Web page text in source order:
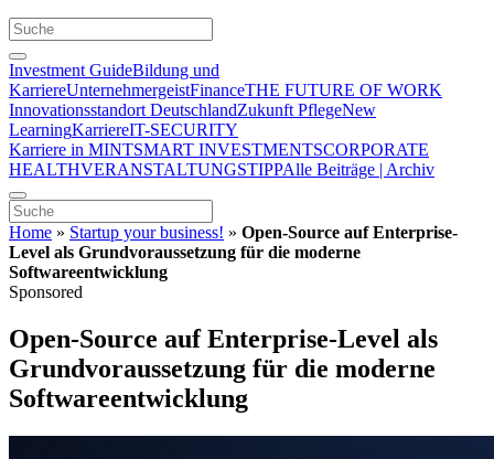
Investment GuideBildung und
KarriereUnternehmergeistFinanceTHE FUTURE OF WORK
Innovationsstandort DeutschlandZukunft PflegeNew
LearningKarriereIT-SECURITY
Karriere in MINTSMART INVESTMENTSCORPORATE
HEALTHVERANSTALTUNGSTIPPAlle Beiträge | Archiv
Home » Startup your business! » Open-Source auf Enterprise-
Level als Grundvoraussetzung für die moderne
Softwareentwicklung
Sponsored
Open-Source auf Enterprise-Level als
Grundvoraussetzung für die moderne
Softwareentwicklung